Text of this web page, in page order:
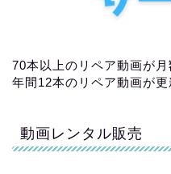
70本以上のリペア動画が月
年間12本のリペア動画が更
動画レンタル販売